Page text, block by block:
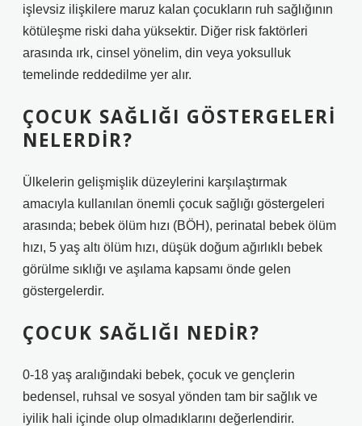
işlevsiz ilişkilere maruz kalan çocukların ruh sağlığının
kötüleşme riski daha yüksektir. Diğer risk faktörleri
arasında ırk, cinsel yönelim, din veya yoksulluk
temelinde reddedilme yer alır.
ÇOCUK SAĞLIĞI GÖSTERGELERI
NELERDIR?
Ülkelerin gelişmişlik düzeylerini karşılaştırmak
amacıyla kullanılan önemli çocuk sağlığı göstergeleri
arasında; bebek ölüm hızı (BÖH), perinatal bebek ölüm
hızı, 5 yaş altı ölüm hızı, düşük doğum ağırlıklı bebek
görülme sıklığı ve aşılama kapsamı önde gelen
göstergelerdir.
ÇOCUK SAĞLIĞI NEDIR?
0-18 yaş aralığındaki bebek, çocuk ve gençlerin
bedensel, ruhsal ve sosyal yönden tam bir sağlık ve
iyilik hali içinde olup olmadıklarını değerlendirir.